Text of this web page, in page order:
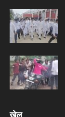
खेल